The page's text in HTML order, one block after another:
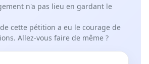
n'a pas lieu en gardant le
cette pétition a eu le courage de
Allez-vous faire de même ?